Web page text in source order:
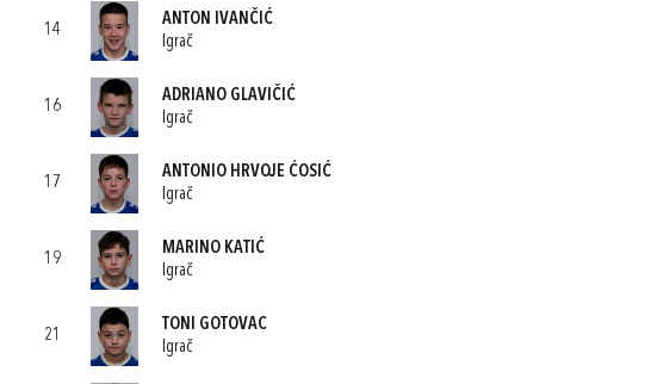
14
ANTON IVANČIĆ
Igrač
16
ADRIANO GLAVIČIĆ
Igrač
17
ANTONIO HRVOJE ĆOSIĆ
Igrač
19
MARINO KATIĆ
Igrač
21
TONI GOTOVAC
Igrač